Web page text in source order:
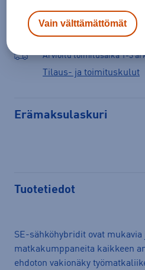
Valitse koko nähdäksesi
Arvioitu toimitusaika 1-3
Tilaus- ja toimituskulut
Erämaksulaskuri
Tuotetiedot
SE-sähköhybridit ovat
matkakumppaneita kaikkeen
ehdoton vakionäky
Vain välttämättömät